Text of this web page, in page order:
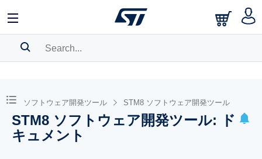
BOOKMARK
Pleaselog in to show your saved searches.
ソフトウェア開発ツール STM8 ソフトウェア開発ツール
STM8 ソフトウェア開発ツール: ド
キュメント